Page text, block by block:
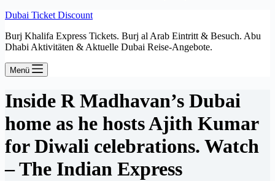
Dubai Ticket Discount
Burj Khalifa Express Tickets. Burj al Arab Eintritt & Besuch. Abu
Dhabi Aktivitäten & Aktuelle Dubai Reise-Angebote.
Menü
Inside R Madhavan’s Dubai
home as he hosts Ajith Kumar
for Diwali celebrations. Watch
– The Indian Express